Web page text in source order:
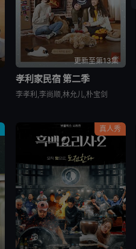
更新至第13集
孝利家民宿 第二季
李孝利,李尚顺,林允儿,朴宝剑
真人秀